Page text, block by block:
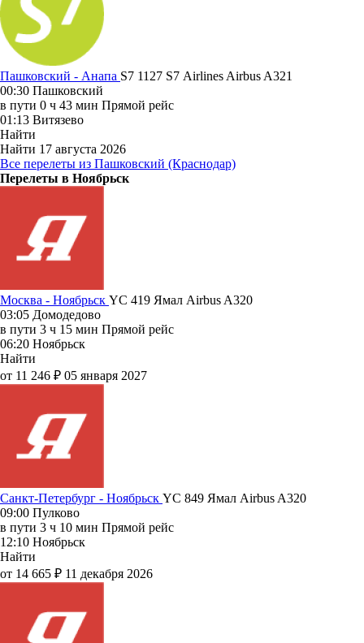
Пашковский - Анапа S7 1127 S7 Airlines Airbus A321
00:30 Пашковский
в пути 0 ч 43 мин Прямой рейс
01:13 Витязево
Найти
Найти 17 августа 2026
Все перелеты из Пашковский (Краснодар)
Перелеты в Ноябрьск
Москва - Ноябрьск YC 419 Ямал Airbus A320
03:05 Домодедово
в пути 3 ч 15 мин Прямой рейс
06:20 Ноябрьск
Найти
от 11 246 ₽ 05 января 2027
Санкт-Петербург - Ноябрьск YC 849 Ямал Airbus A320
09:00 Пулково
в пути 3 ч 10 мин Прямой рейс
12:10 Ноябрьск
Найти
от 14 665 ₽ 11 декабря 2026